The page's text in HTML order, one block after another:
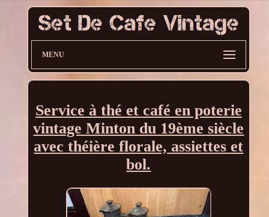
MENU
Service à thé et café en poterie
vintage Minton du 19ème siècle
avec théière florale, assiettes et
bol.